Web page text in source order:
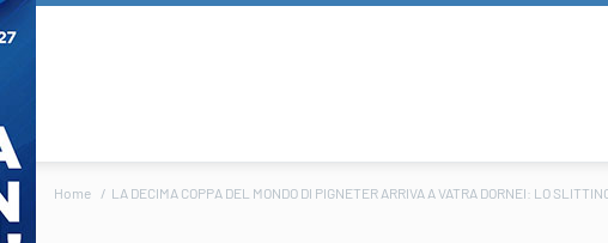
Home LA DECIMA COPPA DEL MONDO DI PIGNETER ARRIVA A VATRA DORNEI: LO